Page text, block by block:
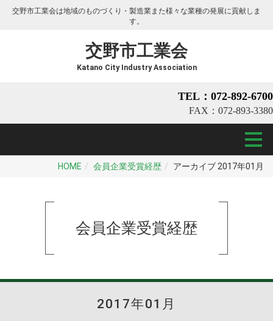
交野市工業会は地域のものづくり・製造業また様々な業種の発展に貢献しま
す。
交野市工業会
Katano City Industry Association
TEL：072-892-6700
FAX：072-893-3380
HOME 会員企業受賞経歴 アーカイブ 2017年01月
会員企業受賞経歴
2017年01月